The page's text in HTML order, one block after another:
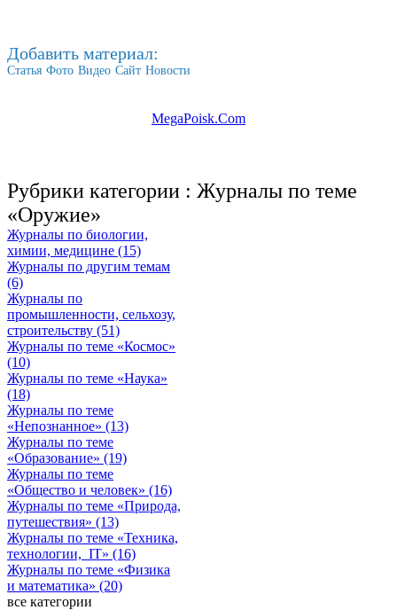
Добавить материал:
Статья Фото Видео Сайт Новости
MegaPoisk.Com
Рубрики категории : Журналы по теме
«Оружие»
Журналы по биологии,
химии, медицине (15)
Журналы по другим темам
(6)
Журналы по
промышленности, сельхозу,
строительству (51)
Журналы по теме «Космос»
(10)
Журналы по теме «Наука»
(18)
Журналы по теме
«Непознанное» (13)
Журналы по теме
«Образование» (19)
Журналы по теме
«Общество и человек» (16)
Журналы по теме «Природа,
путешествия» (13)
Журналы по теме «Техника,
технологии, IT» (16)
Журналы по теме «Физика
и математика» (20)
все категории